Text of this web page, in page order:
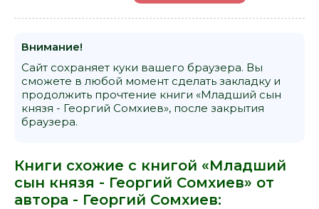
Внимание!
Сайт сохраняет куки вашего браузера. Вы
сможете в любой момент сделать закладку и
продолжить прочтение книги «Младший сын
князя - Георгий Сомхиев», после закрытия
браузера.
Книги схожие с книгой «Младший
сын князя - Георгий Сомхиев» от
автора - Георгий Сомхиев: